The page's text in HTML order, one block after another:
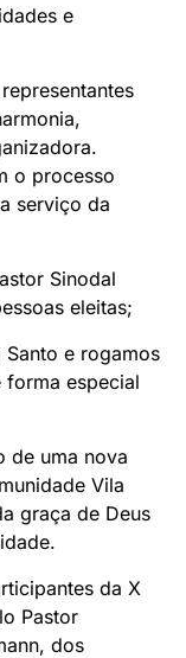
e
o processo
serviço da
Sinodal
eleitas;
Santo e rogamos
forma especial
de uma nova
Vila
graça de Deus
da X
Pastor
dos